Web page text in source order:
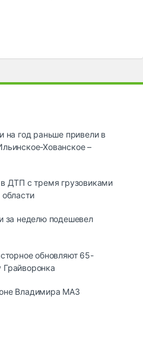
на год раньше привели в
Хованское –
ДТП с тремя грузовиками
за неделю подешевел
обновляют 65-
Владимира МАЗ